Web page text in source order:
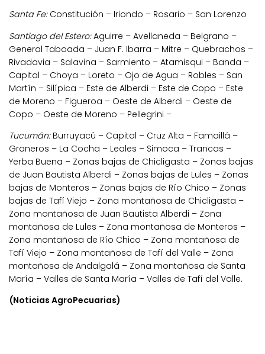
Santa Fe:Constitución – Iriondo – Rosario – San Lorenzo
Santiago del Estero:Aguirre – Avellaneda – Belgrano –
General Taboada – Juan F. Ibarra – Mitre – Quebrachos –
Rivadavia – Salavina – Sarmiento – Atamisqui – Banda –
Capital – Choya – Loreto – Ojo de Agua – Robles – San
Martín – Silípica – Este de Alberdi – Este de Copo – Este
de Moreno – Figueroa – Oeste de Alberdi – Oeste de
Copo – Oeste de Moreno – Pellegrini –
Tucumán:Burruyacú – Capital – Cruz Alta – Famaillá –
Graneros – La Cocha – Leales – Simoca – Trancas –
Yerba Buena – Zonas bajas de Chicligasta – Zonas bajas
de Juan Bautista Alberdi – Zonas bajas de Lules – Zonas
bajas de Monteros – Zonas bajas de Río Chico – Zonas
bajas de Tafí Viejo – Zona montañosa de Chicligasta –
Zona montañosa de Juan Bautista Alberdi – Zona
montañosa de Lules – Zona montañosa de Monteros –
Zona montañosa de Río Chico – Zona montañosa de
Tafí Viejo – Zona montañosa de Tafí del Valle – Zona
montañosa de Andalgalá – Zona montañosa de Santa
María – Valles de Santa María – Valles de Tafí del Valle.
(Noticias AgroPecuarias)